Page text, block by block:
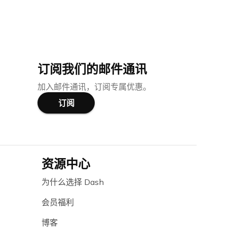
订阅我们的邮件通讯
加入邮件通讯，订阅专属优惠。
订阅
资源中心
为什么选择 Dash
会员福利
博客